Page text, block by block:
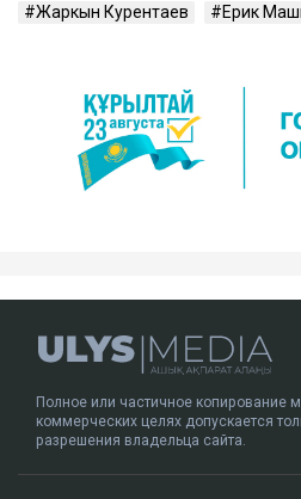
Жаркын Курентаев
Ерик
Полное или частичное копирование
коммерческих целях допускается
разрешения владельца сайта.